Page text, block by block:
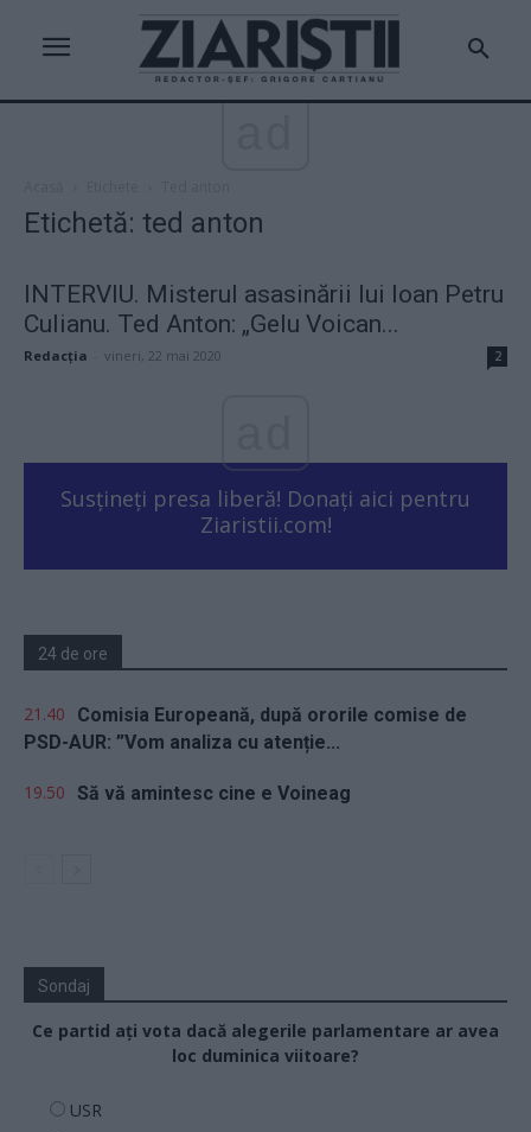
Etichetă: ted anton
INTERVIU. Misterul asasinării lui Ioan Petru
Culianu. Ted Anton: „Gelu Voican...
Redacţia vineri, 22 mai 2020 2
Susțineți presa liberă! Donați aici pentru
Ziaristii.com!
24 de ore
21.40
Comisia Europeană, după ororile comise de
PSD-AUR: ”Vom analiza cu atenție...
19.50 Să vă amintesc cine e Voineag
Sondaj
Ce partid ați vota dacă alegerile parlamentare ar avea
loc duminica viitoare?
USR